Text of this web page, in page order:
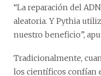
“La reparación del
aleatoria. Y Pythia
nuestro beneficio”,
Tradicionalmente,
los científicos confían